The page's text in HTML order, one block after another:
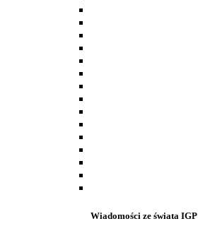
Wiadomości ze świata IGP